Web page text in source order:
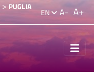
> PUGLIA
EN A- A+